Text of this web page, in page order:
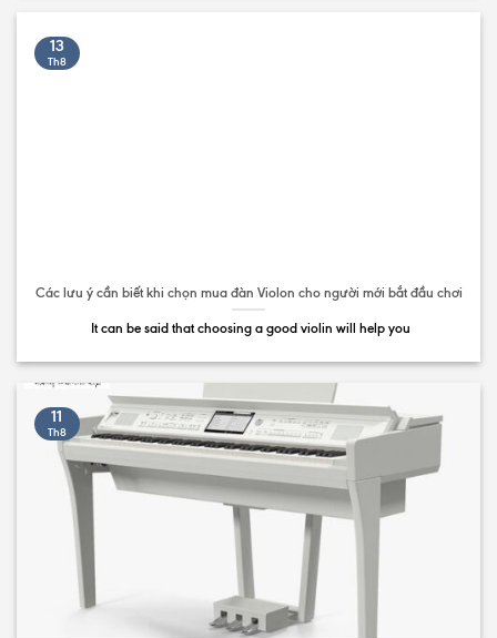
Các lưu ý cần biết khi chọn mua đàn Violon cho người mới bắt đầu chơi
It can be said that choosing a good violin will help you
13
Th8
11
Th8